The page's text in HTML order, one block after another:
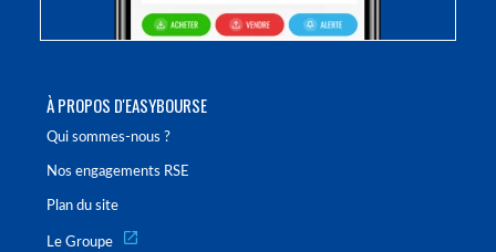
À PROPOS D'EASYBOURSE
Qui sommes-nous ?
Nos engagements RSE
Plan du site
Le Groupe